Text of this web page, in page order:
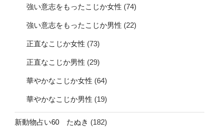
強い意志をもったこじか女性 (74)
強い意志をもったこじか男性 (22)
正直なこじか女性 (73)
正直なこじか男性 (29)
華やかなこじか女性 (64)
華やかなこじか男性 (19)
新動物占い60 たぬき (182)